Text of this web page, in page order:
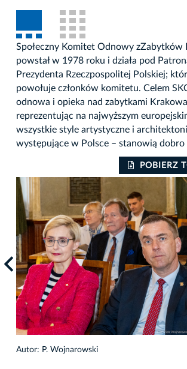
Społeczny Komitet Odnowy zZabytków
powstał w 1978 roku i działa pod
Prezydenta Rzeczpospolitej Polskiej;
powołuje członków komitetu. Celem
odnowa i opieka nad zabytkami
reprezentując na najwyższym
wszystkie style artystyczne i
występujące w Polsce – stanowią dobro
POBIERZ
Autor: P. Wojnarowski